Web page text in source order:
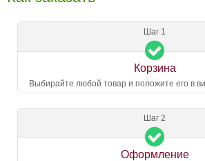
Шаг 1
Корзина
Выбирайте любой товар и положите его в
Шаг 2
Оформление